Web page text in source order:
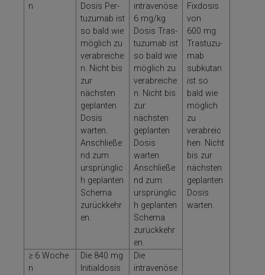
n
Dosis Per­
tu­zu­mab ist
so bald wie
möglich zu
verabreiche
n. Nicht bis
zur
nächsten
geplanten
Dosis
warten.
Anschließe
nd zum
ursprünglic
h geplanten
Schema
zurückkehr
en.
intravenöse
6 mg/kg
Dosis Tras­
tu­zu­mab ist
so bald wie
möglich zu
verabreiche
n. Nicht bis
zur
nächsten
geplanten
Dosis
warten.
Anschließe
nd zum
ursprünglic
h geplanten
Schema
zurückkehr
en.
Fixdosis
von
600 mg
Tras­tu­zu­
mab
subkutan
ist so
bald wie
möglich
zu
verabreic
hen. Nicht
bis zur
nächsten
geplanten
Dosis
warten.
≥ 6 Woche
n
Die 840 mg
Initialdosis
Die
intravenöse